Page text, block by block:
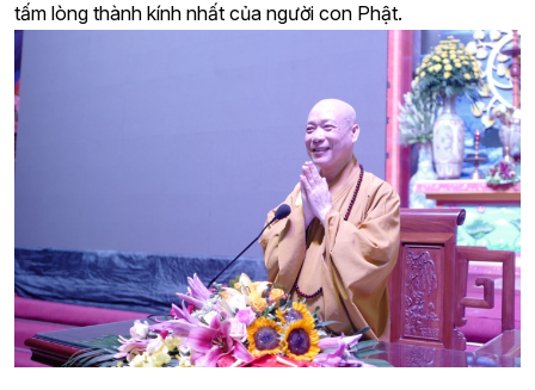
tấm lòng thành kính nhất của người con Phật.